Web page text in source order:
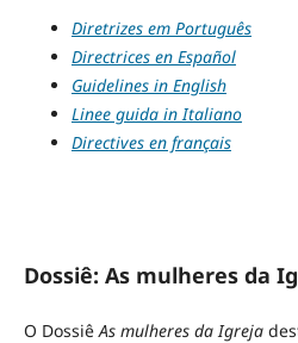
Diretrizes em Português
Directrices en Español
Guidelines in English
Linee guida in Italiano
Directives en français
Dossiê: As mulheres da
O Dossiê As mulheres da Igreja